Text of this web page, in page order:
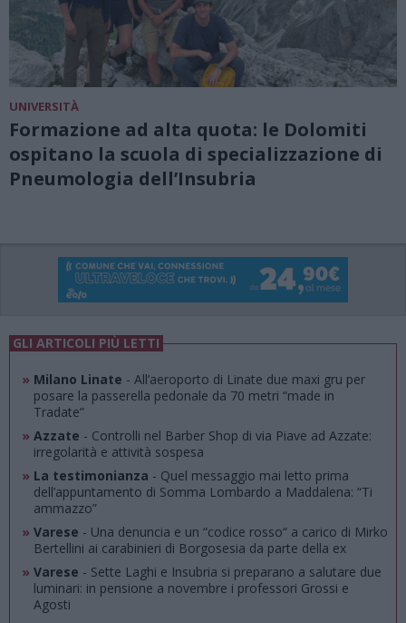
UNIVERSITÀ
Formazione ad alta quota: le Dolomiti
ospitano la scuola di specializzazione di
Pneumologia dell’Insubria
GLI ARTICOLI PIÙ LETTI
» Milano Linate - All’aeroporto di Linate due maxi gru per
posare la passerella pedonale da 70 metri “made in
Tradate”
» Azzate - Controlli nel Barber Shop di via Piave ad Azzate:
irregolarità e attività sospesa
» La testimonianza - Quel messaggio mai letto prima
dell’appuntamento di Somma Lombardo a Maddalena: “Ti
ammazzo”
» Varese - Una denuncia e un “codice rosso“ a carico di Mirko
Bertellini ai carabinieri di Borgosesia da parte della ex
» Varese - Sette Laghi e Insubria si preparano a salutare due
luminari: in pensione a novembre i professori Grossi e
Agosti